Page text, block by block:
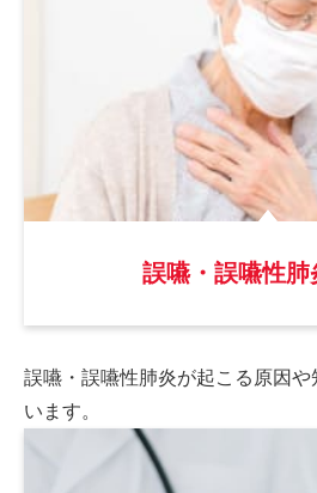
誤嚥・誤嚥性肺
誤嚥・誤嚥性肺炎が起こる原因や
います。